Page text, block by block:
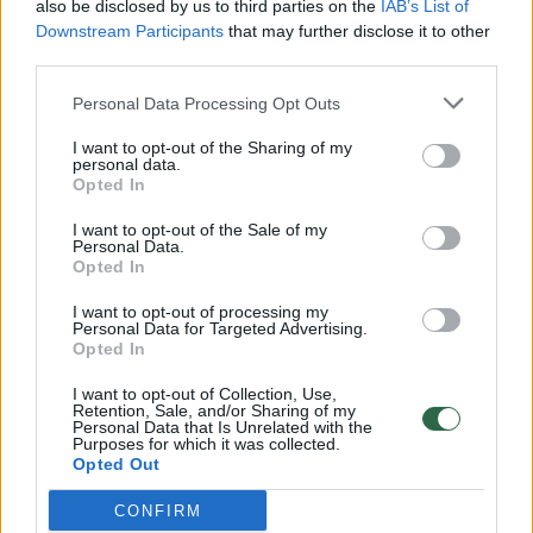
also be disclosed by us to third parties on the IAB’s List of
Downstream Participants that may further disclose it to other
Personal Data Processing Opt Outs
I want to opt-out of the Sharing of my
personal data.
Opted In
I want to opt-out of the Sale of my
Personal Data.
Opted In
I want to opt-out of processing my
Personal Data for Targeted Advertising.
Opted In
I want to opt-out of Collection, Use,
Retention, Sale, and/or Sharing of my
Personal Data that Is Unrelated with the
Purposes for which it was collected.
Opted Out
CONFIRM
Žinios | Lietuvos diena
Savaitės vidurys nusimato karštas: temperatūra kils iki
Žinios | Orai
00:00:59
Nufilmavo, kaip patvino Vilniaus Vakarinis aplinkkelis:
vaizdas pribloškia
Žinios | Lietuvos diena
Avarija Vilniuje: į stotelę įsirėžęs automobilis sužalojo
dvi moteris
Žinios | Lietuvos diena